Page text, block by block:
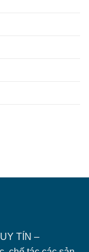
TÍN –